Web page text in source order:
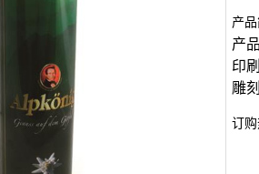
产
产
印
雕
订